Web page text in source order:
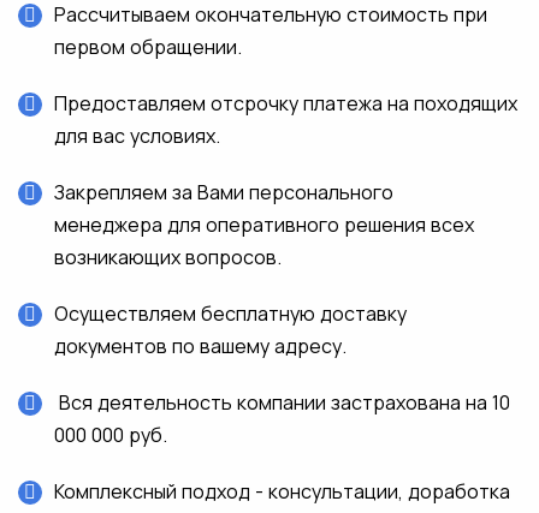
Рассчитываем окончательную стоимость при
первом обращении.
Предоставляем отсрочку платежа на походящих
для вас условиях.
Закрепляем за Вами персонального
менеджера для оперативного решения всех
возникающих вопросов.
Осуществляем бесплатную доставку
документов по вашему адресу.
Вся деятельность компании застрахована на 10
000 000 руб.
Комплексный подход - консультации, доработка